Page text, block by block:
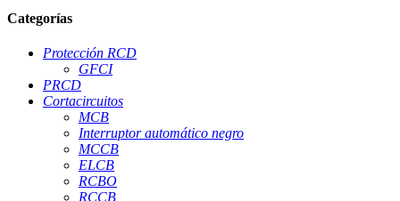
Categorías
Protección RCD
GFCI
PRCD
Cortacircuitos
MCB
Interruptor automático negro
MCCB
ELCB
RCBO
RCCB